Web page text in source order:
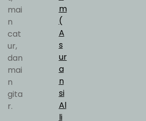
mai
n
cat
ur,
dan
mai
n
gita
r.
m
(
A
s
ur
a
n
si
Al
li